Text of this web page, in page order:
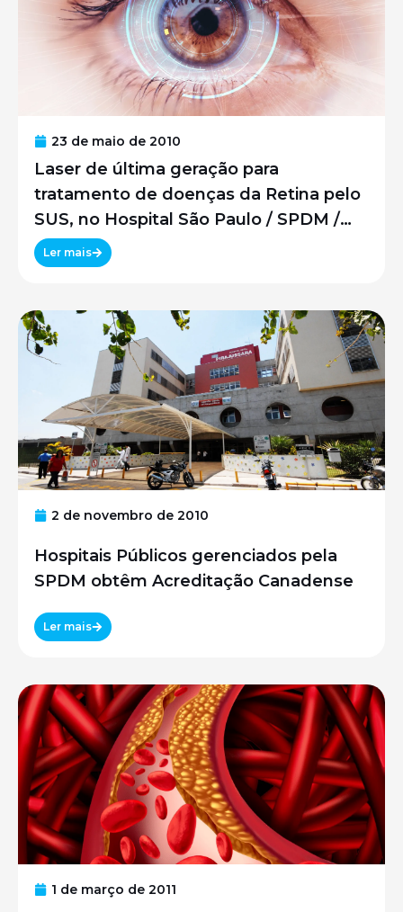
23 de maio de 2010
Laser de última geração para
tratamento de doenças da Retina pelo
SUS, no Hospital São Paulo / SPDM /
UNIFESP
Ler mais
2 de novembro de 2010
Hospitais Públicos gerenciados pela
SPDM obtêm Acreditação Canadense
Ler mais
1 de março de 2011